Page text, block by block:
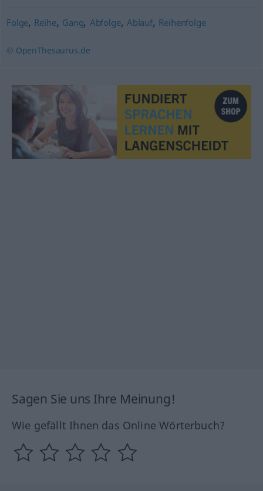
Folge, Reihe, Gang, Abfolge, Ablauf, Reihenfolge
© OpenThesaurus.de
Sagen Sie uns Ihre Meinung!
Wie gefällt Ihnen das Online Wörterbuch?